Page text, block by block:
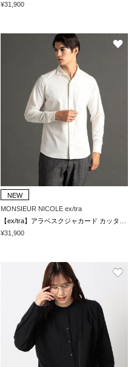
¥31,900
NEW
MONSIEUR NICOLE ex/tra
¥31,900